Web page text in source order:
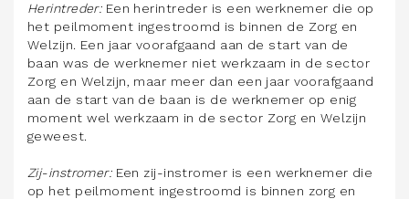
Herintreder: Een herintreder is een werknemer die op
het peilmoment ingestroomd is binnen de Zorg en
Welzijn. Een jaar voorafgaand aan de start van de
baan was de werknemer niet werkzaam in de sector
Zorg en Welzijn, maar meer dan een jaar voorafgaand
aan de start van de baan is de werknemer op enig
moment wel werkzaam in de sector Zorg en Welzijn
geweest.
Zij-instromer: Een zij-instromer is een werknemer die
op het peilmoment ingestroomd is binnen zorg en